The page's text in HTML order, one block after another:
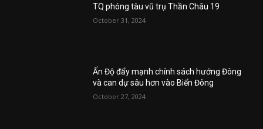
TQ phóng tàu vũ trụ Thần Châu 19
October 31, 2024
Ấn Độ đẩy mạnh chính sách hướng Đông
và can dự sâu hơn vào Biển Đông
October 27, 2024